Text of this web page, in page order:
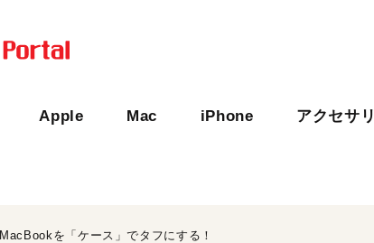
Apple Mac iPhone アクセサリ
MacBookを「ケース」でタフにする！